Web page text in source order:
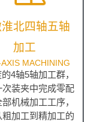
北四轴五轴
加工
MACHINING
4轴5轴加工群，
次装夹中完成零配
机械加工工序，
粗加工到精加工的